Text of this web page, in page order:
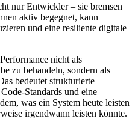
nur Entwickler – sie bremsen
aktiv begegnet, kann
und eine resiliente digitale
nicht als
zu behandeln, sondern als
bedeutet strukturierte
Standards und eine
was ein System heute leisten
irgendwann leisten könnte.